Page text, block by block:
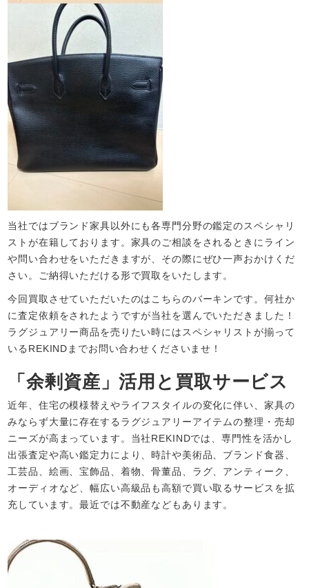
当社ではブランド家具以外にも各専門分野の鑑定のスペシャリ
ストが在籍しております。家具のご相談をされるときにライン
や問い合わせをいただきますが、その際にぜひ一声おかけくだ
さい。ご納得いただける形で買取をいたします。
今回買取させていただいたのはこちらのバーキンです。何社か
に査定依頼をされたようですが当社を選んでいただきました！
ラグジュアリー商品を売りたい時にはスペシャリストが揃って
いるREKINDまでお問い合わせくださいませ！
「余剰資産」活用と買取サービス
近年、住宅の模様替えやライフスタイルの変化に伴い、家具の
みならず大量に存在するラグジュアリーアイテムの整理・売却
ニーズが高まっています。当社REKINDでは、専門性を活かし
出張査定や高い鑑定力により、時計や美術品、ブランド食器、
工芸品、絵画、宝飾品、着物、骨董品、ラグ、アンティーク、
オーディオなど、幅広い高級品も高額で買い取るサービスを拡
充しています。​最近では不動産などもあります。